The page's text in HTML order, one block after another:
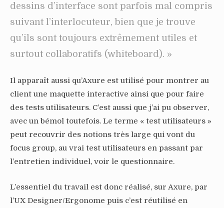
dessins d’interface sont parfois mal compris
suivant l’interlocuteur, bien que je trouve
qu’ils sont toujours extrêmement utiles et
surtout collaboratifs (whiteboard). »
Il apparaît aussi qu’Axure est utilisé pour montrer au
client une maquette interactive ainsi que pour faire
des tests utilisateurs. C’est aussi que j’ai pu observer,
avec un bémol toutefois. Le terme « test utilisateurs »
peut recouvrir des notions très large qui vont du
focus group, au vrai test utilisateurs en passant par
l’entretien individuel, voir le questionnaire.
L’essentiel du travail est donc réalisé, sur Axure, par
l’UX Designer/Ergonome puis c’est réutilisé en